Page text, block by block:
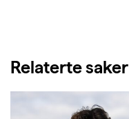
Relaterte saker